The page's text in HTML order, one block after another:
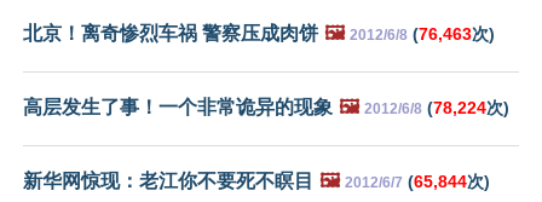
北京！离奇惨烈车祸 警察压成肉饼 🖼️ 2012/6/8 (76,463次)
高层发生了事！一个非常诡异的现象 🖼️ 2012/6/8 (78,224次)
新华网惊现：老江你不要死不瞑目 🖼️ 2012/6/7 (65,844次)